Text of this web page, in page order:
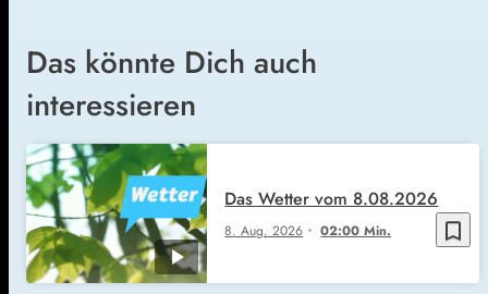
Das könnte Dich auch
interessieren
bookmark_border
8. Aug. 2026 02:00 Min.
Das Wetter vom 8.08.2026